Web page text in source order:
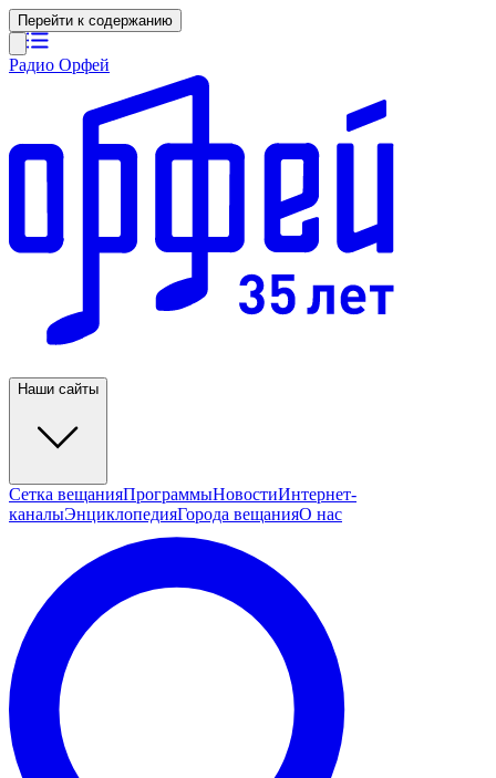
Перейти к содержанию
Радио Орфей
Наши сайты
Сетка вещанияПрограммыНовостиИнтернет-
каналыЭнциклопедияГорода вещанияО нас